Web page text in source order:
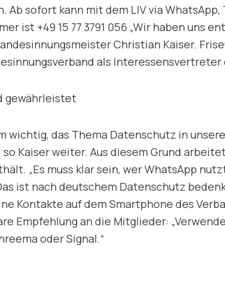
Ab sofort kann mit dem LIV via
ist +49 15 77 3791 056 „Wir haben uns
Christian Kaiser.
als
gewährleistet
wichtig, das Thema Datenschutz in
Kaiser weiter. Aus diesem Grund
„Es muss klar sein, wer WhatsApp
ist nach deutschem Datenschutz
Kontakte auf dem Smartphone des
Empfehlung an die Mitglieder:
oder Signal.“